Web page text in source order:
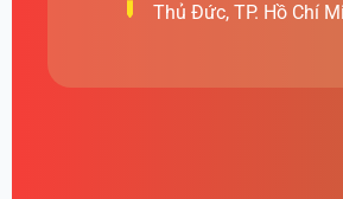
Thủ Đức, TP. Hồ Chí